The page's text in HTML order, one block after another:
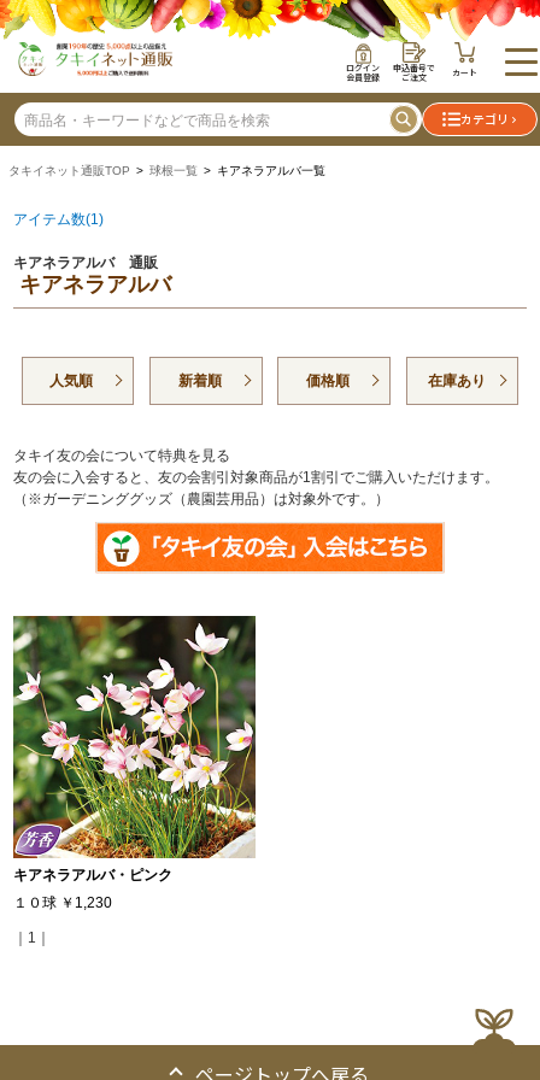
ログイン
会員登録
申込番号で
ご注文 カート
カテゴリ
タキイネット通販TOP > 球根一覧 > キアネラアルバ一覧
アイテム数(1)
キアネラアルバ 通販
キアネラアルバ
人気順 新着順 価格順 在庫あり
タキイ友の会について特典を見る
友の会に入会すると、友の会割引対象商品が1割引でご購入いただけます。
（※ガーデニンググッズ（農園芸用品）は対象外です。）
キアネラアルバ・ピンク
１０球 ￥1,230
｜1｜
ページトップへ戻る